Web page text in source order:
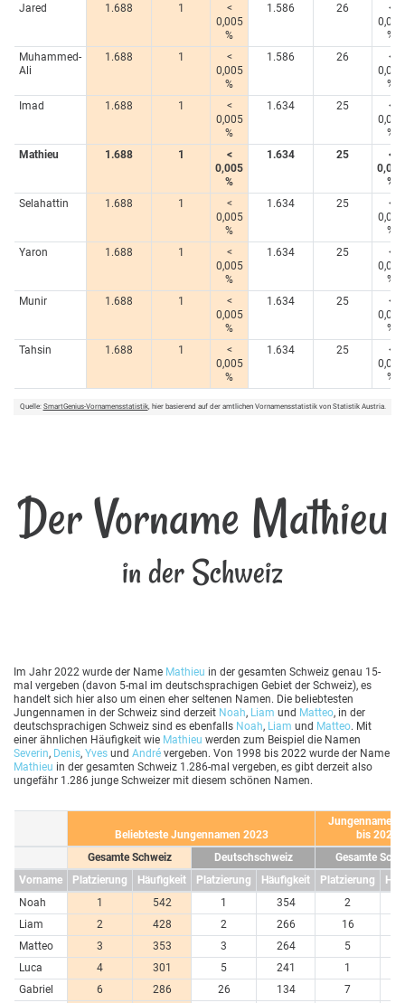
Jared
1.688 1
<
0,005
%
1.586 26
<
0,005
%
Muhammed-
Ali
1.688 1
<
0,005
%
1.586 26
<
0,005
%
Imad
1.688 1
<
0,005
%
1.634 25
<
0,005
%
Mathieu
1.688 1
<
0,005
%
1.634 25
<
0,005
%
Selahattin
1.688 1
<
0,005
%
1.634 25
<
0,005
%
Yaron
1.688 1
<
0,005
%
1.634 25
<
0,005
%
Munir
1.688 1
<
0,005
%
1.634 25
<
0,005
%
Tahsin
1.688 1
<
0,005
%
1.634 25
<
0,005
%
Quelle: SmartGenius-Vornamensstatistik, hier basierend auf der amtlichen Vornamensstatistik von Statistik Austria.
Der Vorname Mathieu
in der Schweiz
Im Jahr 2022 wurde der Name Mathieu in der gesamten Schweiz genau 15-
mal vergeben (davon 5-mal im deutschsprachigen Gebiet der Schweiz), es
handelt sich hier also um einen eher seltenen Namen. Die beliebtesten
Jungennamen in der Schweiz sind derzeit Noah, Liam und Matteo, in der
deutschsprachigen Schweiz sind es ebenfalls Noah, Liam und Matteo. Mit
einer ähnlichen Häufigkeit wie Mathieu werden zum Beispiel die Namen
Severin, Denis, Yves und André vergeben. Von 1998 bis 2022 wurde der Name
Mathieu in der gesamten Schweiz 1.286-mal vergeben, es gibt derzeit also
ungefähr 1.286 junge Schweizer mit diesem schönen Namen.
Beliebteste Jungennamen 2023
Jungennamen
bis 2023
Gesamte Schweiz
Deutschschweiz
Gesamte
Vorname
Platzierung Häufigkeit Platzierung Häufigkeit Platzierung
Noah
1 542 1 354 2
Liam
2 428 2 266 16
Matteo
3 353 3 264 5
Luca
4 301 5 241 1
Gabriel
6 286 26 134 7